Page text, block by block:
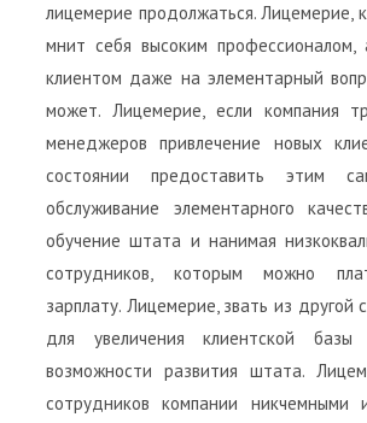
лицемерие продолжаться. Лицемерие,
мнит себя высоким
клиентом даже на элементарный
может. Лицемерие, если компания
менеджеров привлечение новых
состоянии предоставить этим
обслуживание элементарного
обучение штата и нанимая
сотрудников, которым можно
зарплату. Лицемерие, звать из другой
для увеличения клиентской
возможности развития штата.
сотрудников компании никчемными